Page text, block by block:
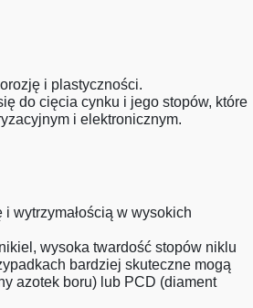
i plastyczności.
do cięcia cynku i jego stopów, które
i elektronicznym.
wytrzymałością w wysokich
wysoka twardość stopów niklu
bardziej skuteczne mogą
azotek boru) lub PCD (diament